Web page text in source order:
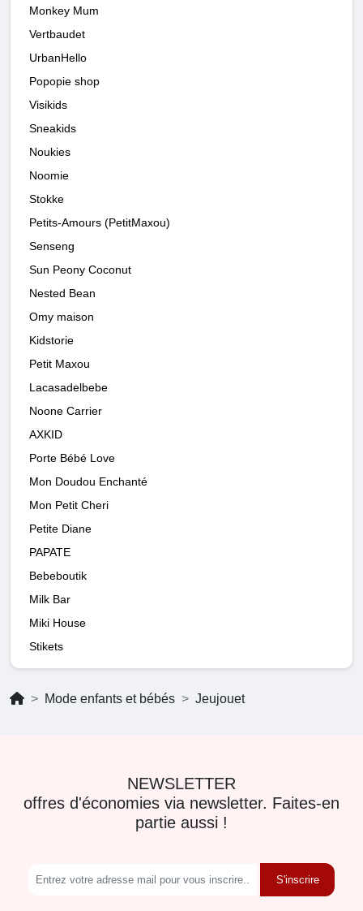
Monkey Mum
Vertbaudet
UrbanHello
Popopie shop
Visikids
Sneakids
Noukies
Noomie
Stokke
Petits-Amours (PetitMaxou)
Senseng
Sun Peony Coconut
Nested Bean
Omy maison
Kidstorie
Petit Maxou
Lacasadelbebe
Noone Carrier
AXKID
Porte Bébé Love
Mon Doudou Enchanté
Mon Petit Cheri
Petite Diane
PAPATE
Bebeboutik
Milk Bar
Miki House
Stikets
Mode enfants et bébés Jeujouet
NEWSLETTER
offres d'économies via newsletter. Faites-en
partie aussi !
S'inscrire